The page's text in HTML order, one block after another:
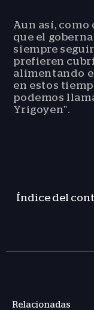
Aun así,
que el
siempre
prefieren
alimentando
en estos
podemos
Yrigoyen”.
Índice del
Relacionadas